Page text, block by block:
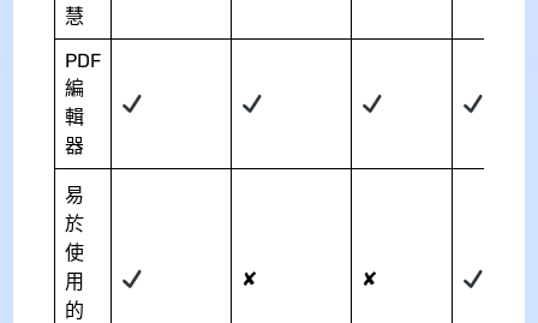
慧
PDF
編
輯
器
易
於
使
用
的
✘ ✘